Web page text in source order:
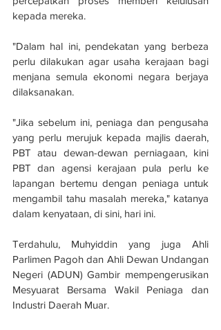
kepada mereka.
"Dalam hal ini, pendekatan yang berbeza
perlu dilakukan agar usaha kerajaan bagi
menjana semula ekonomi negara berjaya
dilaksanakan.
"Jika sebelum ini, peniaga dan pengusaha
yang perlu merujuk kepada majlis daerah,
PBT atau dewan-dewan perniagaan, kini
PBT dan agensi kerajaan pula perlu ke
lapangan bertemu dengan peniaga untuk
mengambil tahu masalah mereka," katanya
dalam kenyataan, di sini, hari ini.
Terdahulu, Muhyiddin yang juga Ahli
Parlimen Pagoh dan Ahli Dewan Undangan
Negeri (ADUN) Gambir mempengerusikan
Mesyuarat Bersama Wakil Peniaga dan
Industri Daerah Muar.